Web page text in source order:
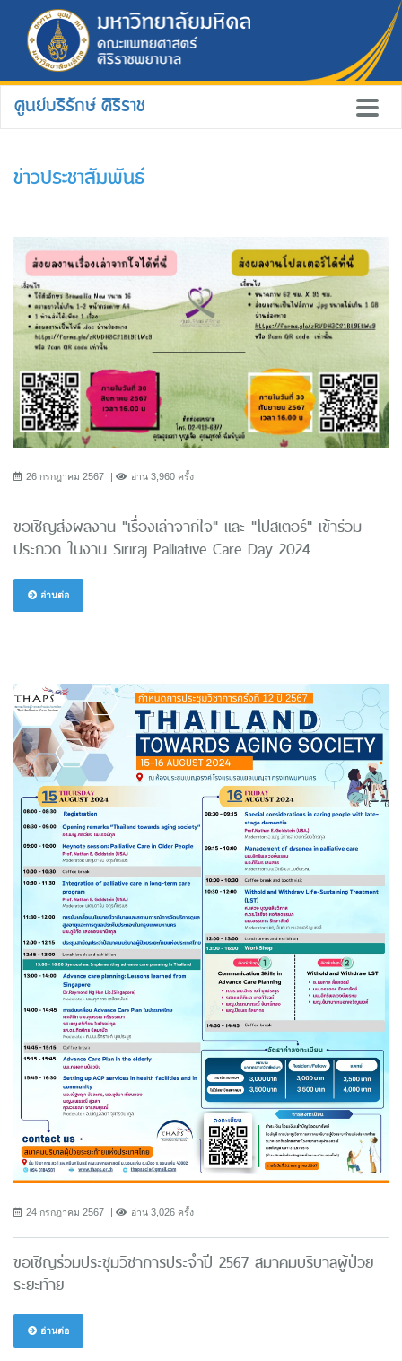
ศูนย์บริรักษ์ ศิริราช
ข่าวประชาสัมพันธ์
26 กรกฎาคม 2567 อ่าน 3,960 ครั้ง
ขอเชิญส่งผลงาน "เรื่องเล่าจากใจ" และ "โปสเตอร์" เข้าร่วม
ประกวด ในงาน Siriraj Palliative Care Day 2024
อ่านต่อ
24 กรกฎาคม 2567 อ่าน 3,026 ครั้ง
ขอเชิญร่วมประชุมวิชาการประจำปี 2567 สมาคมบริบาลผู้ป่วย
ระยะท้าย
อ่านต่อ